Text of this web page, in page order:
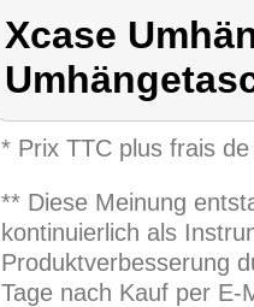
Xcase
* Prix TTC plus frais
** Diese Meinung
kontinuierlich als
Produktverbesserung
Tage nach Kauf per E-